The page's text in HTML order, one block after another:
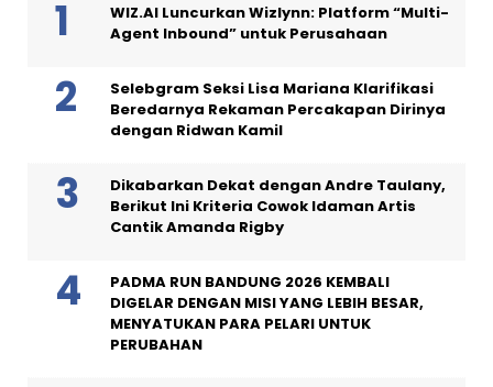
WIZ.AI Luncurkan Wizlynn: Platform “Multi-
Agent Inbound” untuk Perusahaan
Selebgram Seksi Lisa Mariana Klarifikasi
Beredarnya Rekaman Percakapan Dirinya
dengan Ridwan Kamil
Dikabarkan Dekat dengan Andre Taulany,
Berikut Ini Kriteria Cowok Idaman Artis
Cantik Amanda Rigby
PADMA RUN BANDUNG 2026 KEMBALI
DIGELAR DENGAN MISI YANG LEBIH BESAR,
MENYATUKAN PARA PELARI UNTUK
PERUBAHAN